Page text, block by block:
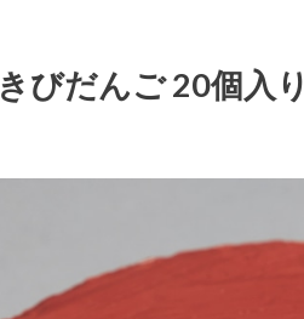
きびだんご 20個入り